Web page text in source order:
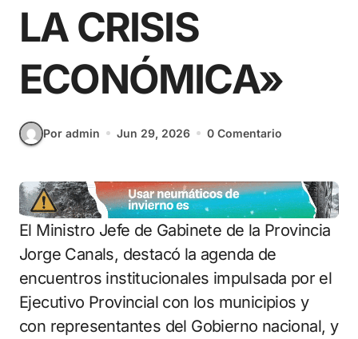
LA CRISIS
ECONÓMICA»
Por admin Jun 29, 2026 0 Comentario
El Ministro Jefe de Gabinete de la Provincia
Jorge Canals, destacó la agenda de
encuentros institucionales impulsada por el
Ejecutivo Provincial con los municipios y
con representantes del Gobierno nacional, y